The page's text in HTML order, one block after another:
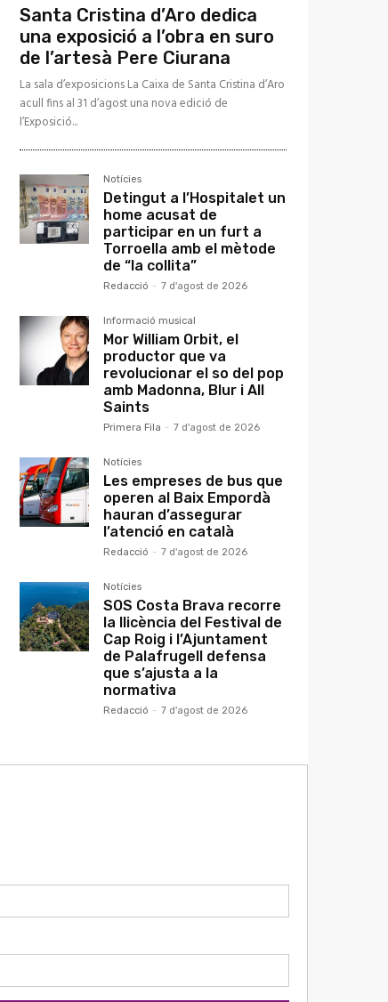
Santa Cristina d’Aro dedica
una exposició a l’obra en suro
de l’artesà Pere Ciurana
La sala d’exposicions La Caixa de Santa Cristina d’Aro
acull fins al 31 d’agost una nova edició de
l’Exposició...
Notícies
Detingut a l’Hospitalet un
home acusat de
participar en un furt a
Torroella amb el mètode
de “la collita”
Redacció - 7 d'agost de 2026
Informació musical
Mor William Orbit, el
productor que va
revolucionar el so del pop
amb Madonna, Blur i All
Saints
Primera Fila - 7 d'agost de 2026
Notícies
Les empreses de bus que
operen al Baix Empordà
hauran d’assegurar
l’atenció en català
Redacció - 7 d'agost de 2026
Notícies
SOS Costa Brava recorre
la llicència del Festival de
Cap Roig i l’Ajuntament
de Palafrugell defensa
que s’ajusta a la
normativa
Redacció - 7 d'agost de 2026